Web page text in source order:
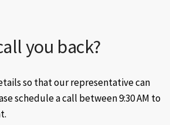
you back?
so that our representative can
schedule a call between 9:30 AM to